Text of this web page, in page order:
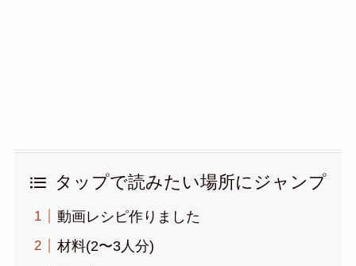
タップで読みたい場所にジャンプ
動画レシピ作りました
材料(2〜3人分)